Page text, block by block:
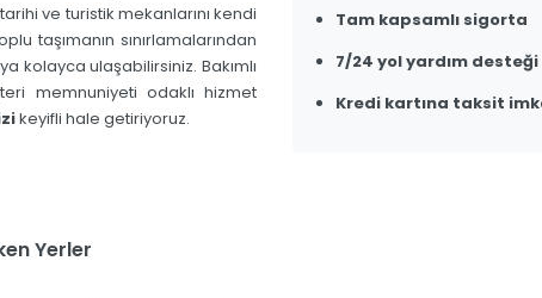
ve turistik mekanlarını kendi
taşımanın sınırlamalarından
kolayca ulaşabilirsiniz. Bakımlı
memnuniyeti odaklı hizmet
keyifli hale getiriyoruz.
Tam kapsamlı sigorta
7/24 yol yardım desteği
Kredi kartına taksit
Yerler